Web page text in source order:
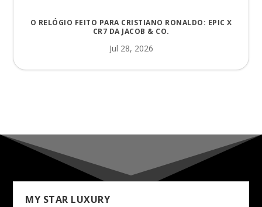
O RELÓGIO FEITO PARA CRISTIANO RONALDO: EPIC X
CR7 DA JACOB & CO.
Jul 28, 2026
MY STAR LUXURY